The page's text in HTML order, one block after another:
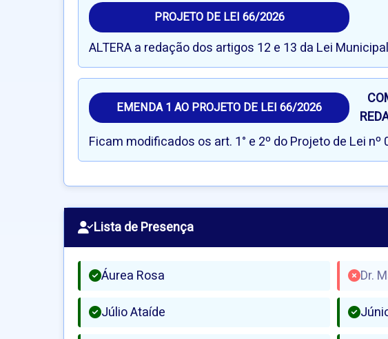
PROJETO DE LEI 66/2026
ALTERA a redação dos artigos 12 e 13 da Lei
EMENDA 1 AO PROJETO DE LEI 66/2026
Ficam modificados os art. 1° e 2º do Projeto de Lei
Lista de Presença
Áurea Rosa Dr.
Júlio Ataíde